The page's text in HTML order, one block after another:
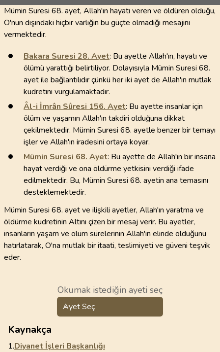
Mümin Suresi 68. ayet, Allah'ın hayatı veren ve öldüren olduğu,
O'nun dışındaki hiçbir varlığın bu güçte olmadığı mesajını
vermektedir.
Bakara Suresi 28. Ayet: Bu ayette Allah'ın, hayatı ve
ölümü yarattığı belirtiliyor. Dolayısıyla Mümin Suresi 68.
ayet ile bağlantılıdır çünkü her iki ayet de Allah'ın mutlak
kudretini vurgulamaktadır.
Âl-i İmrân Sûresi 156. Ayet: Bu ayette insanlar için
ölüm ve yaşamın Allah'ın takdiri olduğuna dikkat
çekilmektedir. Mümin Suresi 68. ayetle benzer bir temayı
işler ve Allah'ın iradesini ortaya koyar.
Mümin Suresi 68. Ayet: Bu ayette de Allah'ın bir insana
hayat verdiği ve ona öldürme yetkisini verdiği ifade
edilmektedir. Bu, Mümin Suresi 68. ayetin ana temasını
desteklemektedir.
Mümin Suresi 68. ayet ve ilişkili ayetler, Allah'ın yaratma ve
öldürme kudretinin Altını çizen bir mesaj verir. Bu ayetler,
insanların yaşam ve ölüm sürelerinin Allah'ın elinde olduğunu
hatırlatarak, O'na mutlak bir itaati, teslimiyeti ve güveni teşvik
eder.
Okumak istediğin ayeti seç
Ayet Seç
Kaynakça
1.Diyanet İşleri Başkanlığı